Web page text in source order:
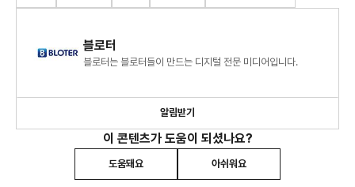
블로터
블로터는 블로터들이 만드는 디지털 전문 미디어입니다.
알림받기
이 콘텐츠가 도움이 되셨나요?
도움돼요 아쉬워요